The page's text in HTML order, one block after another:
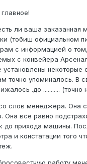
ли ваша заказанная
(тобиш официальном
с информацией о
с конвейера
некоторые
точно упоминалось. В
.до ........... (точно
слов менеджера. Она
Она все равно
до прихода машины.
и констатации того